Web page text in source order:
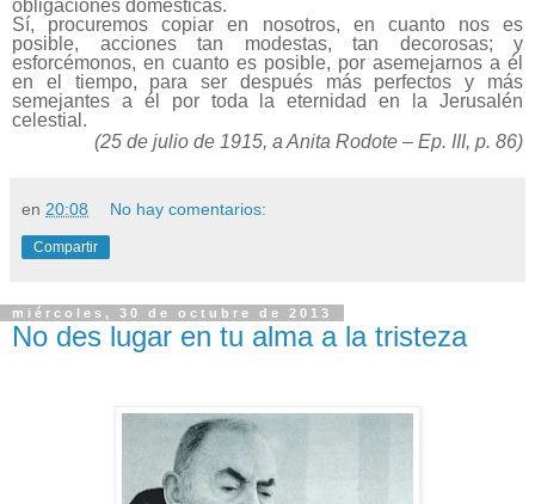
obligaciones domésticas.
Sí, procuremos copiar en nosotros, en cuanto nos es
posible, acciones tan modestas, tan decorosas; y
esforcémonos, en cuanto es posible, por asemejarnos a él
en el tiempo, para ser después más perfectos y más
semejantes a él por toda la eternidad en
la Jerusalén
celestial.
(25 de julio de 1915, a Anita Rodote – Ep. III, p. 86)
en 20:08 No hay comentarios:
Compartir
miércoles, 30 de octubre de 2013
No des lugar en tu alma a la tristeza